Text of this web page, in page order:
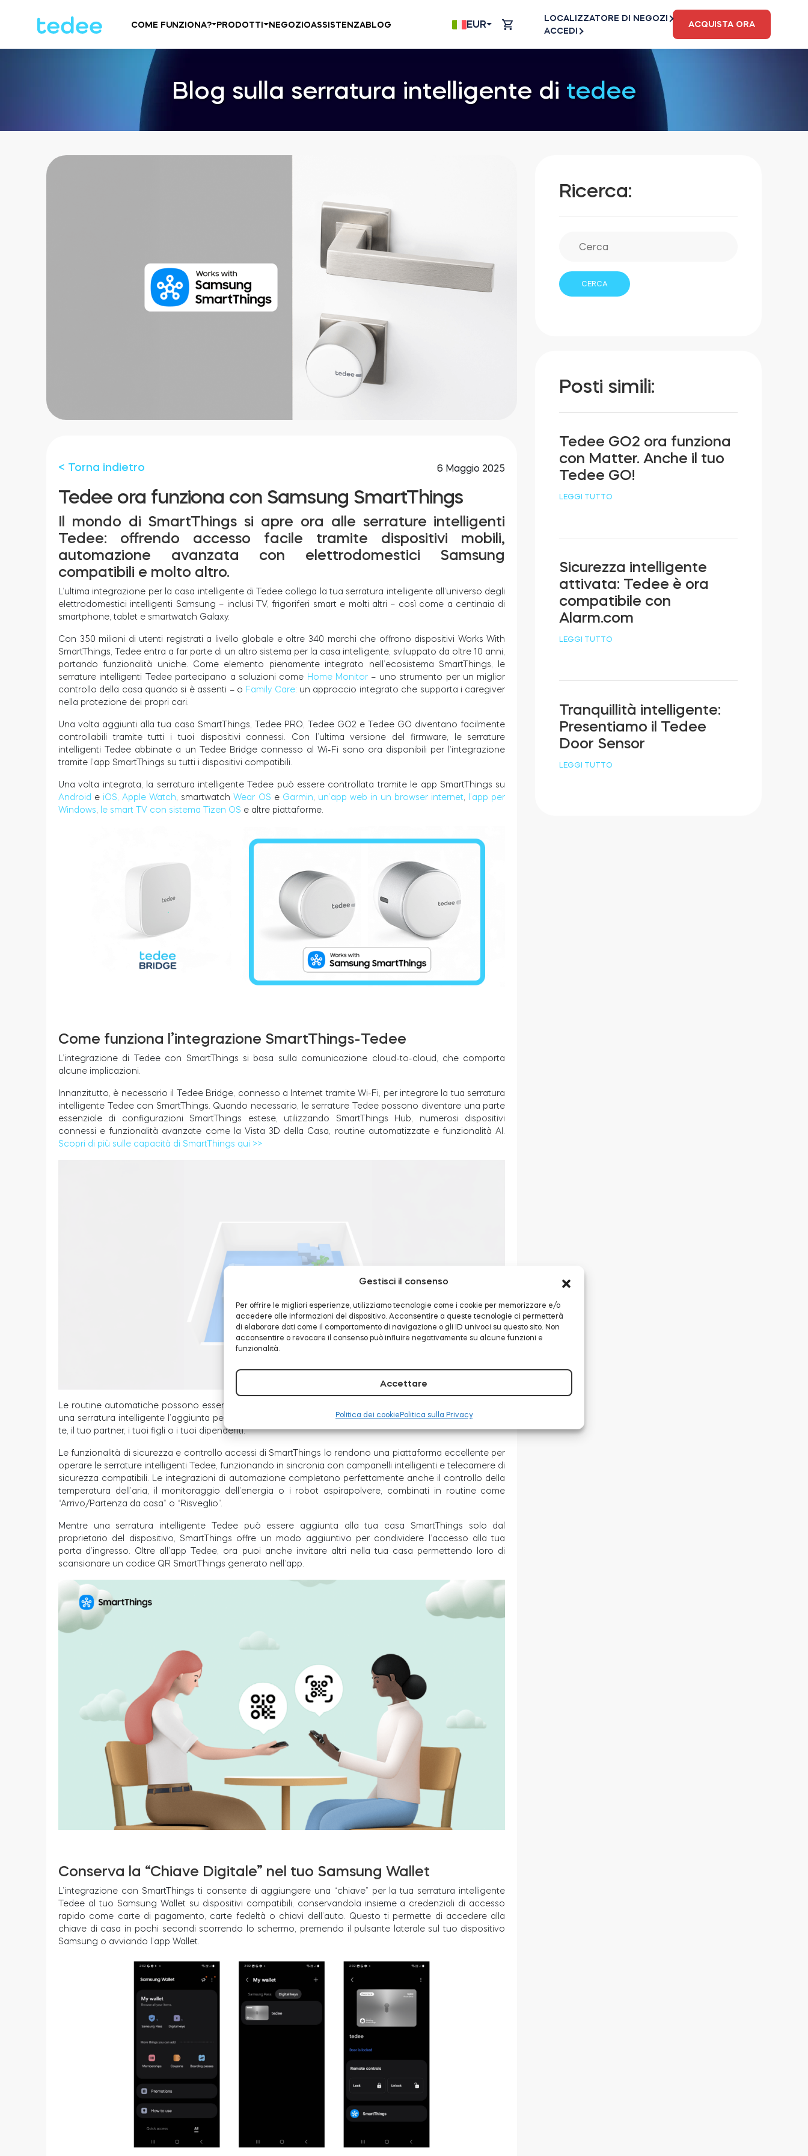
Gestisci il consenso
Per offrire le migliori esperienze, utilizziamo tecnologie come i cookie per memorizzare e/o
accedere alle informazioni del dispositivo. Acconsentire a queste tecnologie ci permetterà
di elaborare dati come il comportamento di navigazione o gli ID univoci su questo sito. Non
acconsentire o revocare il consenso può influire negativamente su alcune funzioni e
funzionalità.
Accettare
Politica dei cookie Politica sulla Privacy
COME FUNZIONA? PRODOTTI NEGOZIOASSISTENZABLOG EUR
LOCALIZZATORE DI NEGOZI
ACCEDI
ACQUISTA ORA
Blog sulla serratura intelligente di tedee
< Torna indietro 6 Maggio 2025
Tedee ora funziona con Samsung SmartThings
Il mondo di SmartThings si apre ora alle serrature intelligenti
Tedee: offrendo accesso facile tramite dispositivi mobili,
automazione avanzata con elettrodomestici Samsung
compatibili e molto altro.
L’ultima integrazione per la casa intelligente di Tedee collega la tua serratura intelligente all’universo degli
elettrodomestici intelligenti Samsung – inclusi TV, frigoriferi smart e molti altri – così come a centinaia di
smartphone, tablet e smartwatch Galaxy.
Con 350 milioni di utenti registrati a livello globale e oltre 340 marchi che offrono dispositivi Works With
SmartThings, Tedee entra a far parte di un altro sistema per la casa intelligente, sviluppato da oltre 10 anni,
portando funzionalità uniche. Come elemento pienamente integrato nell’ecosistema SmartThings, le
serrature intelligenti Tedee partecipano a soluzioni come Home Monitor – uno strumento per un miglior
controllo della casa quando si è assenti – o Family Care: un approccio integrato che supporta i caregiver
nella protezione dei propri cari.
Una volta aggiunti alla tua casa SmartThings, Tedee PRO, Tedee GO2 e Tedee GO diventano facilmente
controllabili tramite tutti i tuoi dispositivi connessi. Con l’ultima versione del firmware, le serrature
intelligenti Tedee abbinate a un Tedee Bridge connesso al Wi-Fi sono ora disponibili per l’integrazione
tramite l’app SmartThings su tutti i dispositivi compatibili.
Una volta integrata, la serratura intelligente Tedee può essere controllata tramite le app SmartThings su
Android e iOS, Apple Watch , smartwatchWear OS e Garmin un’app web in un browser internet
l’app per
Windows
le smart TV con sistema Tizen OS e altre piattaforme.
Come funziona l’integrazione SmartThings-Tedee
L’integrazione di Tedee con SmartThings si basa sulla comunicazione cloud-to-cloud, che comporta
alcune implicazioni.
Innanzitutto, è necessario il Tedee Bridge, connesso a Internet tramite Wi-Fi, per integrare la tua serratura
intelligente Tedee con SmartThings. Quando necessario, le serrature Tedee possono diventare una parte
essenziale di configurazioni SmartThings estese, utilizzando SmartThings Hub, numerosi dispositivi
connessi e funzionalità avanzate come la Vista 3D della Casa, routine automatizzate e funzionalità AI.
Scopri di più sulle capacità di SmartThings qui >>
Le routine automatiche possono essere personalizzate con condizioni specifiche per l’utente, rendendo
una serratura intelligente l’aggiunta perfetta a un sistema SmartThings – offrendo esperienze uniche per
te, il tuo partner, i tuoi figli o i tuoi dipendenti.
Le funzionalità di sicurezza e controllo accessi di SmartThings lo rendono una piattaforma eccellente per
operare le serrature intelligenti Tedee, funzionando in sincronia con campanelli intelligenti e telecamere di
sicurezza compatibili. Le integrazioni di automazione completano perfettamente anche il controllo della
temperatura dell’aria, il monitoraggio dell’energia o i robot aspirapolvere, combinati in routine come
“Arrivo/Partenza da casa” o “Risveglio”.
Mentre una serratura intelligente Tedee può essere aggiunta alla tua casa SmartThings solo dal
proprietario del dispositivo, SmartThings offre un modo aggiuntivo per condividere l’accesso alla tua
porta d’ingresso. Oltre all’app Tedee, ora puoi anche invitare altri nella tua casa permettendo loro di
scansionare un codice QR SmartThings generato nell’app.
Conserva la “Chiave Digitale” nel tuo Samsung Wallet
L’integrazione con SmartThings ti consente di aggiungere una “chiave” per la tua serratura intelligente
Tedee al tuo Samsung Wallet su dispositivi compatibili, conservandola insieme a credenziali di accesso
rapido come carte di pagamento, carte fedeltà o chiavi dell’auto. Questo ti permette di accedere alla
chiave di casa in pochi secondi scorrendo lo schermo, premendo il pulsante laterale sul tuo dispositivo
Samsung o avviando l’app Wallet.
Ricerca:
Posti simili:
Tedee GO2 ora funziona
con Matter. Anche il tuo
Tedee GO!
LEGGI TUTTO
Sicurezza intelligente
attivata: Tedee è ora
compatibile con
Alarm.com
LEGGI TUTTO
Tranquillità intelligente:
Presentiamo il Tedee
Door Sensor
LEGGI TUTTO